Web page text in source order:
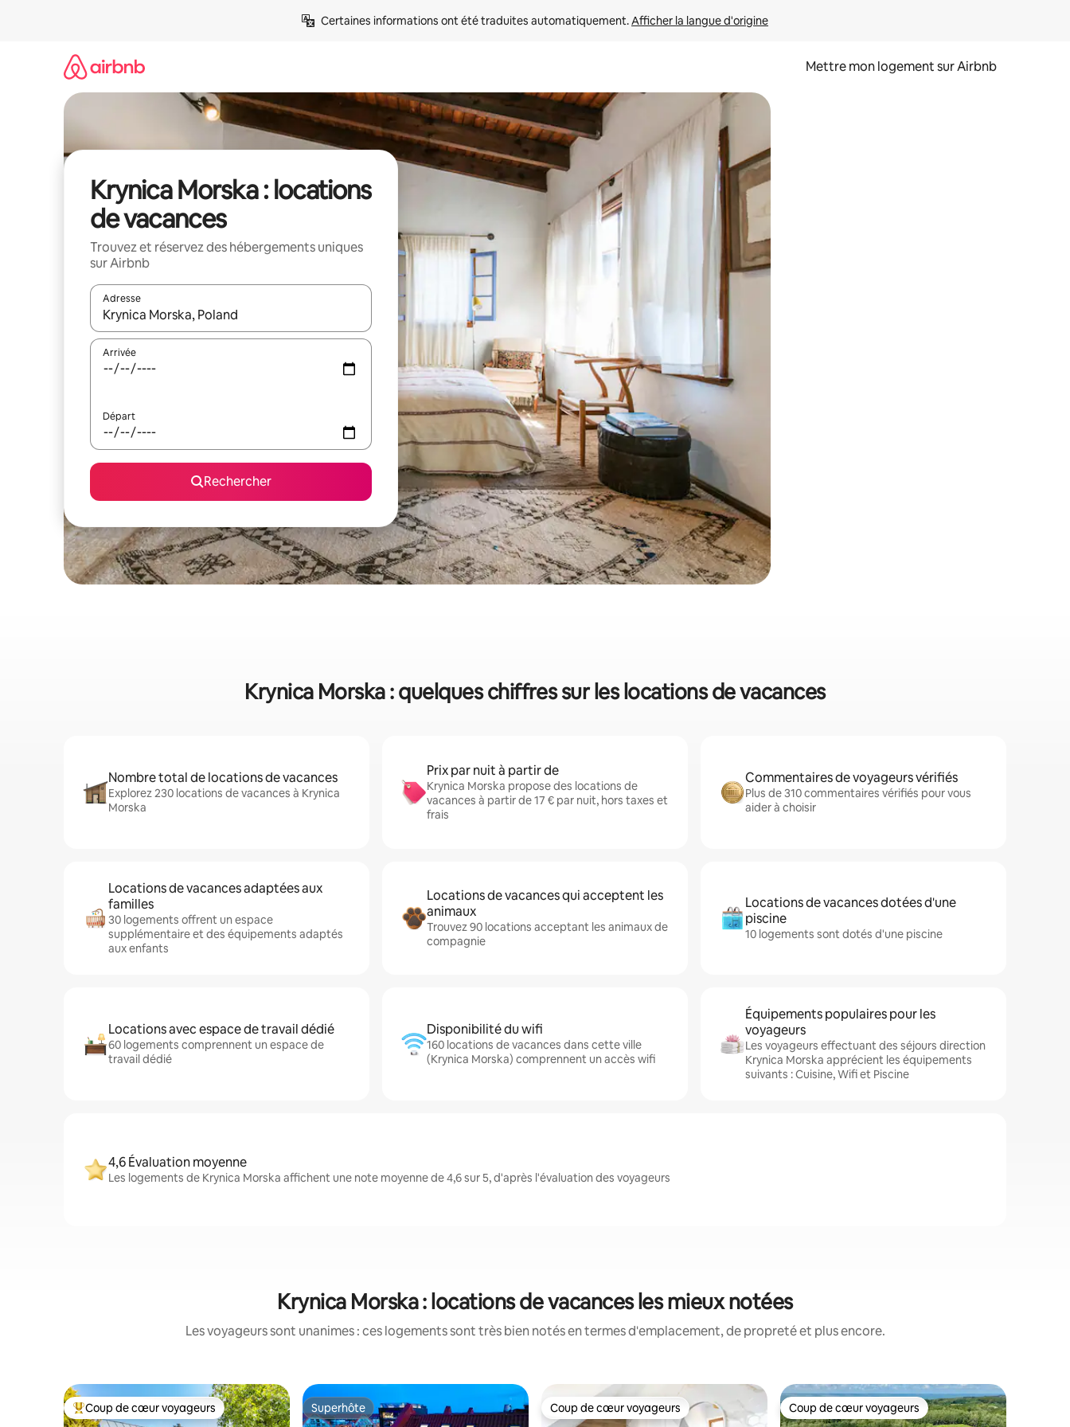
Certaines informations ont été traduites automatiquement. Afficher la langue d'origine
Mettre mon logement sur Airbnb
Krynica Morska : locations
de vacances
Trouvez et réservez des hébergements uniques
sur Airbnb
Adresse
Lorsque les résultats s'affichent, utilisez les flèches vers le haut et vers le bas pour les parcourir ou en appuyant et en faisant glisser.
Arrivée
Départ
Rechercher
Krynica Morska : quelques chiffres sur les locations de vacances
Nombre total de locations de vacances
Explorez 230 locations de vacances à Krynica
Morska
Prix par nuit à partir de
Krynica Morska propose des locations de
vacances à partir de 17 € par nuit, hors taxes et
frais
Commentaires de voyageurs vérifiés
Plus de 310 commentaires vérifiés pour vous
aider à choisir
Locations de vacances adaptées aux
familles
30 logements offrent un espace
supplémentaire et des équipements adaptés
aux enfants
Locations de vacances qui acceptent les
animaux
Trouvez 90 locations acceptant les animaux de
compagnie
Locations de vacances dotées d'une
piscine
10 logements sont dotés d'une piscine
Locations avec espace de travail dédié
60 logements comprennent un espace de
travail dédié
Disponibilité du wifi
160 locations de vacances dans cette ville
(Krynica Morska) comprennent un accès wifi
Équipements populaires pour les
voyageurs
Les voyageurs effectuant des séjours direction
Krynica Morska apprécient les équipements
suivants : Cuisine, Wifi et Piscine
4,6 Évaluation moyenne
Les logements de Krynica Morska affichent une note moyenne de 4,6 sur 5, d'après l'évaluation des voyageurs
Krynica Morska : locations de vacances les mieux notées
Les voyageurs sont unanimes : ces logements sont très bien notés en termes d'emplacement, de propreté et plus encore.
Coups de cœur voyageurs les plus appréciés
Coup de cœur voyageurs Superhôte
Superhôte Coup de cœur voyageurs
Coup de cœur voyageurs Coup de cœur voyageurs
Coup de cœur voyageurs